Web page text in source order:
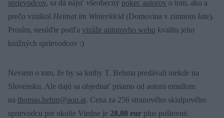
sprievodcov, sa dá nájsť všeobecný pokec autorov o tom, ako a
prečo vznikol Heimat im Winterkleid (Domovina v zimnom šate).
Prosím, nesúďte podľa vizáže autorovho webu kvalitu jeho
knižných sprievodcov :)
Neviem o tom, že by sa knihy T. Behma predávali niekde na
Slovensku. Ale dajú sa objednať priamo od autora emailom
na thomas.behm@aon.at. Cena za 256 stranového skialpového
sprievodcu pre okolie Viedne je 28,80 eur plus poštovné.